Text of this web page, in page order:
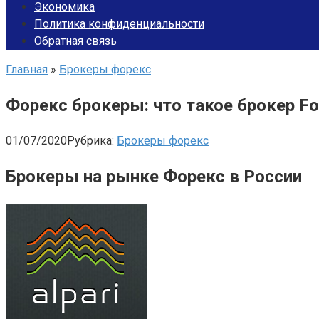
Экономика
Политика конфиденциальности
Обратная связь
Главная » Брокеры форекс
Форекс брокеры: что такое брокер
01/07/2020Рубрика: Брокеры форекс
Брокеры на рынке Форекс в России